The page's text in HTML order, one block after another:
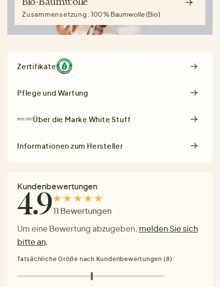
Bio-Baumwolle
Zusammensetzung:100 % Baumwolle (Bio)
Zertifikate
Pflege und Wartung
Über die Marke White Stuff
Informationen zum Hersteller
Kundenbewertungen
4.911 Bewertungen
Um eine Bewertung abzugeben, melden Sie sich
bitte an.
Tatsächliche Größe nach Kundenbewertungen (8):